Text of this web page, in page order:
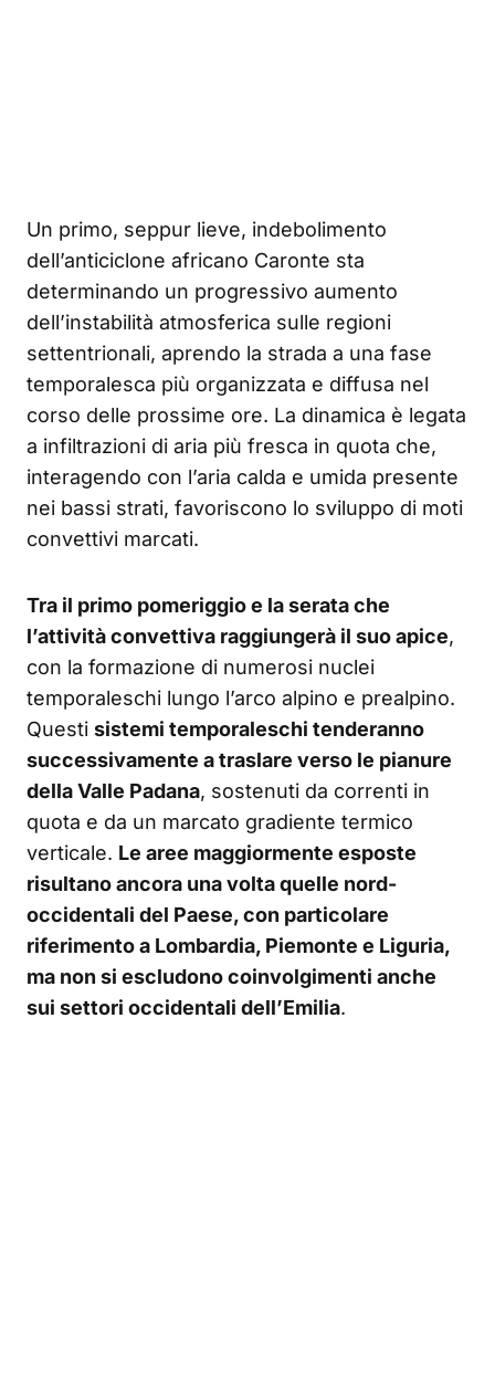
Un primo, seppur lieve, indebolimento
dell’anticiclone africano Caronte sta
determinando un progressivo aumento
dell’instabilità atmosferica sulle regioni
settentrionali, aprendo la strada a una fase
temporalesca più organizzata e diffusa nel
corso delle prossime ore. La dinamica è legata
a infiltrazioni di aria più fresca in quota che,
interagendo con l’aria calda e umida presente
nei bassi strati, favoriscono lo sviluppo di moti
convettivi marcati.
Tra il primo pomeriggio e la serata che
l’attività convettiva raggiungerà il suo apice,
con la formazione di numerosi nuclei
temporaleschi lungo l’arco alpino e prealpino.
Questi sistemi temporaleschi tenderanno
successivamente a traslare verso le pianure
della Valle Padana, sostenuti da correnti in
quota e da un marcato gradiente termico
verticale. Le aree maggiormente esposte
risultano ancora una volta quelle nord-
occidentali del Paese, con particolare
riferimento a Lombardia, Piemonte e Liguria,
ma non si escludono coinvolgimenti anche
sui settori occidentali dell’Emilia.